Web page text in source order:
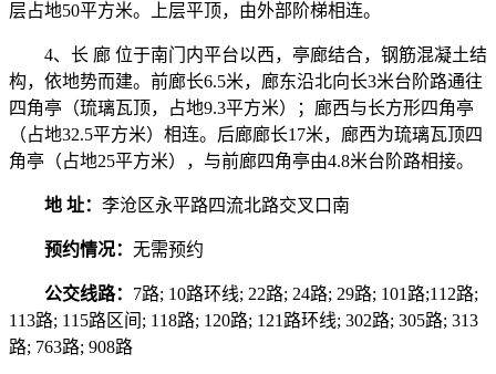
层占地50平方米。上层平顶，由外部阶梯相连。
4、长 廊 位于南门内平台以西，亭廊结合，钢筋混凝土结
构，依地势而建。前廊长6.5米，廊东沿北向长3米台阶路通往
四角亭（琉璃瓦顶，占地9.3平方米）；廊西与长方形四角亭
（占地32.5平方米）相连。后廊廊长17米，廊西为琉璃瓦顶四
角亭（占地25平方米），与前廊四角亭由4.8米台阶路相接。
地 址： 李沧区永平路四流北路交叉口南
预约情况： 无需预约
公交线路： 7路; 10路环线; 22路; 24路; 29路; 101路;112路;
113路; 115路区间; 118路; 120路; 121路环线; 302路; 305路; 313
路; 763路; 908路